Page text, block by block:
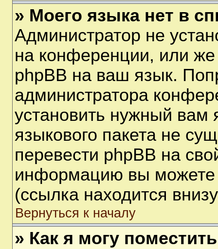
» Моего языка нет в
Администратор не
на конференции, или же
phpBB на ваш язык.
администратора
установить нужный вам
языкового пакета не
перевести phpBB на
информацию вы можете
(ссылка находится
Вернуться к началу
» Как я могу